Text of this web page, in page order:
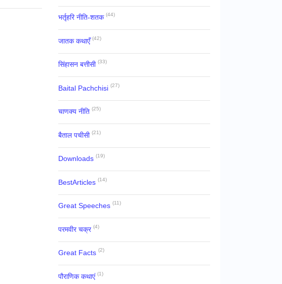
भर्तृहरि नीति-शतक (44)
जातक कथाएँ (42)
सिंहासन बत्तीसी (33)
Baital Pachchisi (27)
चाणक्य नीति (25)
बैताल पचीसी (21)
Downloads (19)
BestArticles (14)
Great Speeches (11)
परमवीर चक्र (4)
Great Facts (2)
पौराणिक कथाएं (1)